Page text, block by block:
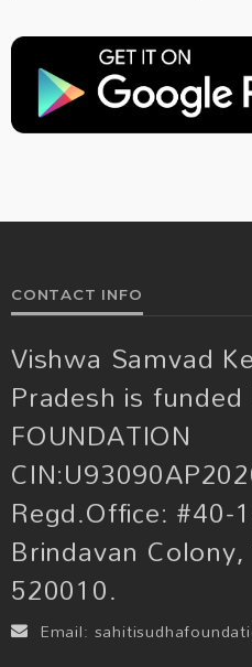
CONTACT INFO
Vishwa Samvad
Pradesh is
FOUNDATION
Regd.Office: #40-
Brindavan
520010.
Email: